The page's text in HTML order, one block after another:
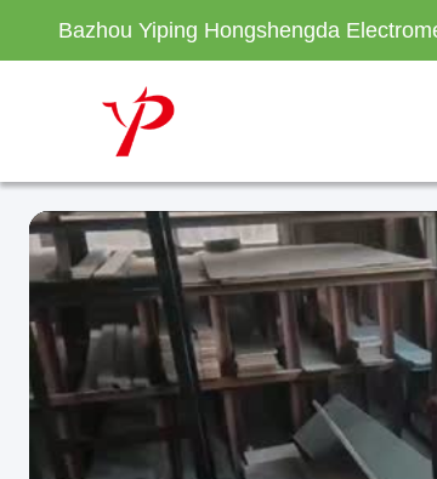
Bazhou Yiping Hongshengda